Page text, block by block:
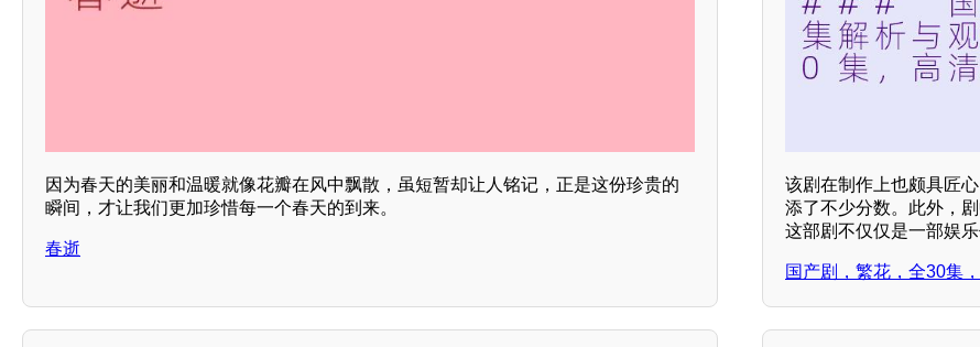
因为春天的美丽和温暖就像花瓣在风中飘散，虽短暂却让人铭记，正是这份珍贵的
瞬间，才让我们更加珍惜每一个春天的到来。
春逝
该剧在制作上也颇具匠
添了不少分数。此外，
这部剧不仅仅是一部娱
国产剧，繁花，全30集